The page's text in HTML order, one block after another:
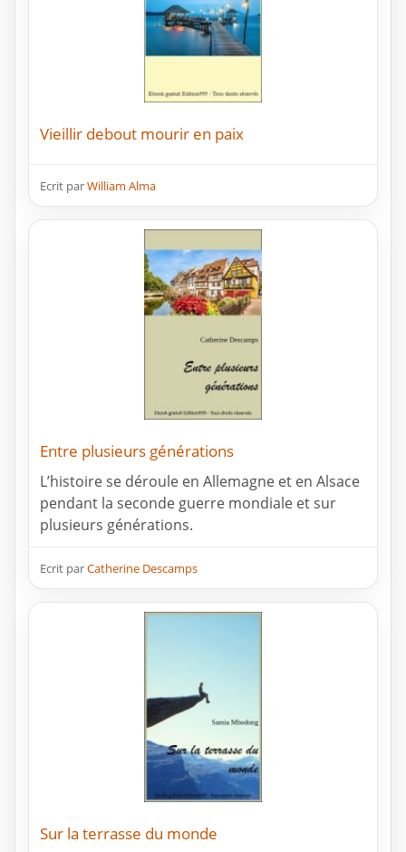
Vieillir debout mourir en paix
Ecrit parWilliam Alma
Entre plusieurs générations
L’histoire se déroule en Allemagne et en Alsace
pendant la seconde guerre mondiale et sur
plusieurs générations.
Ecrit parCatherine Descamps
Sur la terrasse du monde